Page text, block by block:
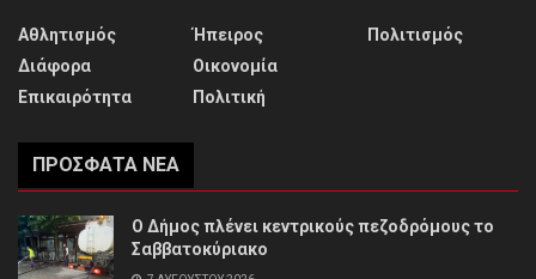
Αθλητισμός
Διάφορα
Επικαιρότητα
Ήπειρος
Οικονομία
Πολιτική
Πολιτισμός
ΠΡΌΣΦΑΤΑ ΝΈΑ
Ο Δήμος πλένει κεντρικούς πεζοδρόμους το
Σαββατοκύριακο